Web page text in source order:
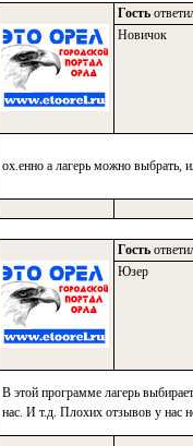
Гость
Новичок
ох.енно а лагерь можно выбрать,
Гость
Юзер
В этой программе лагерь
нас. И т.д. Плохих отзывов у нас